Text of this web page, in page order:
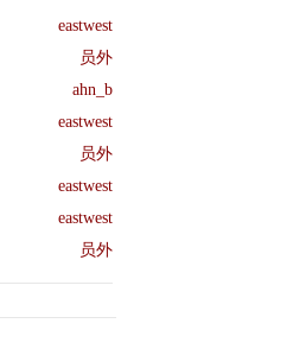
eastwest
员外
ahn_b
eastwest
员外
eastwest
eastwest
员外